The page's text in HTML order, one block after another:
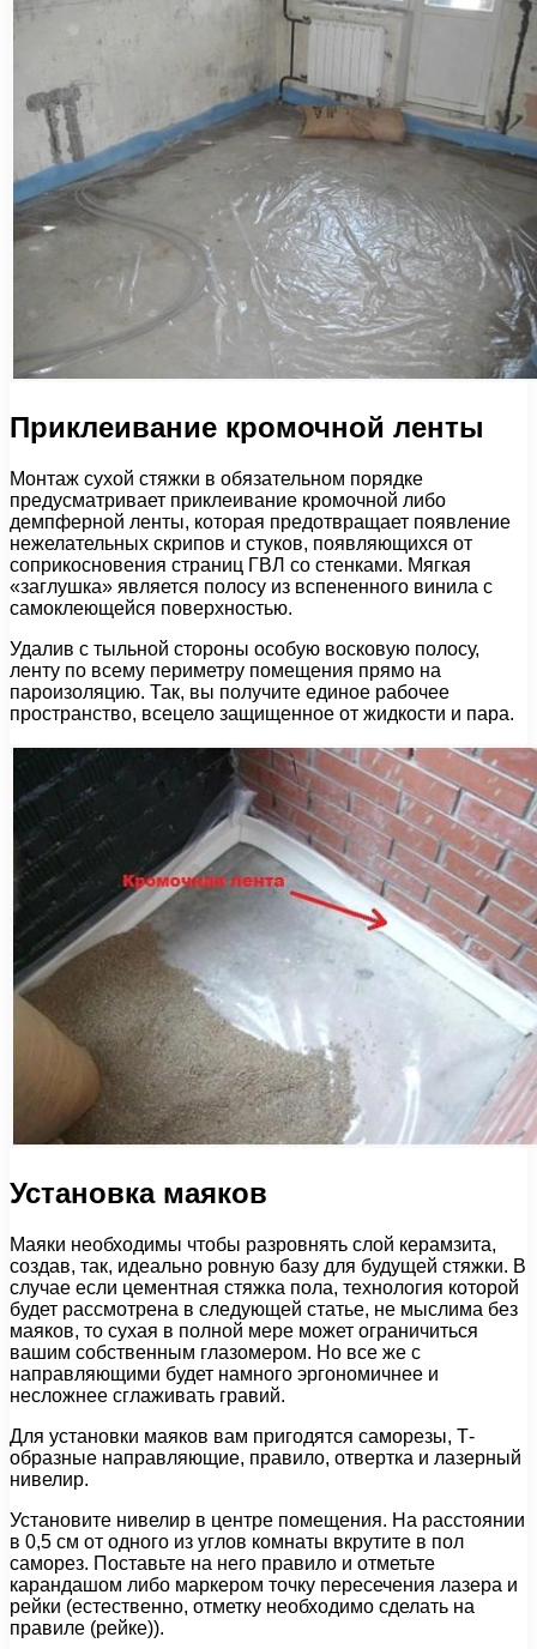
Приклеивание кромочной ленты
Монтаж сухой стяжки в обязательном порядке
предусматривает приклеивание кромочной либо
демпферной ленты, которая предотвращает появление
нежелательных скрипов и стуков, появляющихся от
соприкосновения страниц ГВЛ со стенками. Мягкая
«заглушка» является полосу из вспененного винила с
самоклеющейся поверхностью.
Удалив с тыльной стороны особую восковую полосу,
ленту по всему периметру помещения прямо на
пароизоляцию. Так, вы получите единое рабочее
пространство, всецело защищенное от жидкости и пара.
Установка маяков
Маяки необходимы чтобы разровнять слой керамзита,
создав, так, идеально ровную базу для будущей стяжки. В
случае если цементная стяжка пола, технология которой
будет рассмотрена в следующей статье, не мыслима без
маяков, то сухая в полной мере может ограничиться
вашим собственным глазомером. Но все же с
направляющими будет намного эргономичнее и
несложнее сглаживать гравий.
Для установки маяков вам пригодятся саморезы, Т-
образные направляющие, правило, отвертка и лазерный
нивелир.
Установите нивелир в центре помещения. На расстоянии
в 0,5 см от одного из углов комнаты вкрутите в пол
саморез. Поставьте на него правило и отметьте
карандашом либо маркером точку пересечения лазера и
рейки (естественно, отметку необходимо сделать на
правиле (рейке)).